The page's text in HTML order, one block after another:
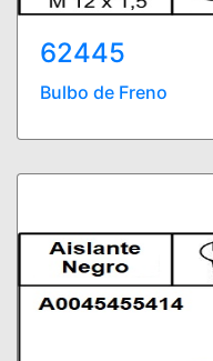
62445
Bulbo de Freno